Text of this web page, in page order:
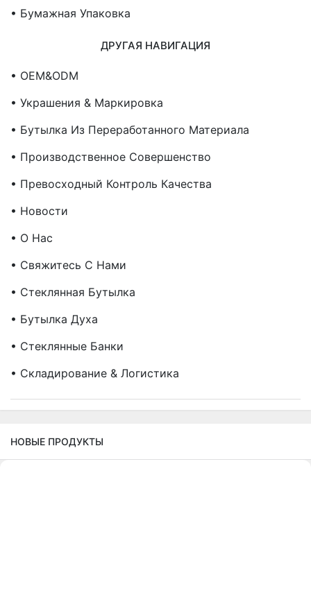
• Бумажная Упаковка
ДРУГАЯ НАВИГАЦИЯ
• OEM&ODM
• Украшения & Маркировка
• Бутылка Из Переработанного Материала
• Производственное Совершенство
• Превосходный Контроль Качества
• Новости
• О Нас
• Свяжитесь С Нами
• Стеклянная Бутылка
• Бутылка Духа
• Стеклянные Банки
• Складирование & Логистика
НОВЫЕ ПРОДУКТЫ